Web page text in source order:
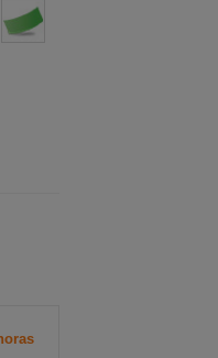
Verde